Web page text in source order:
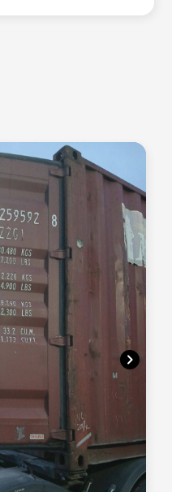
chevron_right